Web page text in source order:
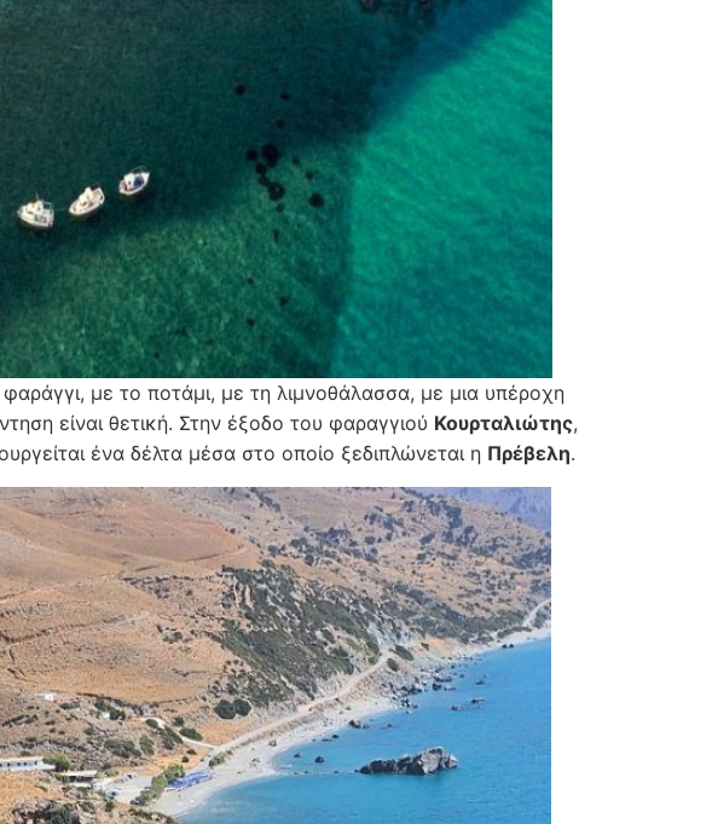
με το ποτάμι, με τη λιμνοθάλασσα, με μια υπέροχη
είναι θετική. Στην έξοδο του φαραγγιού Κουρταλιώτης,
ένα δέλτα μέσα στο οποίο ξεδιπλώνεται η Πρέβελη.